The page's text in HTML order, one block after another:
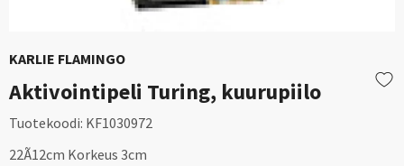
KARLIE FLAMINGO
Aktivointipeli Turing, kuurupiilo
Tuotekoodi: KF1030972
22Ã12cm Korkeus 3cm